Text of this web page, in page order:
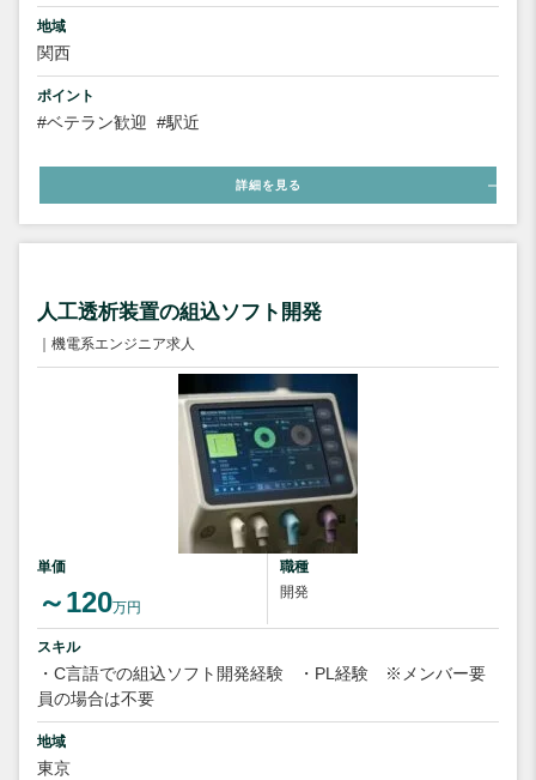
地域
関西
ポイント
#ベテラン歓迎 #駅近
詳細を見る
人工透析装置の組込ソフト開発
｜機電系エンジニア求人
単価
～120万円
職種
開発
スキル
・C言語での組込ソフト開発経験
・PL経験 ※メンバー要
員の場合は不要
地域
東京